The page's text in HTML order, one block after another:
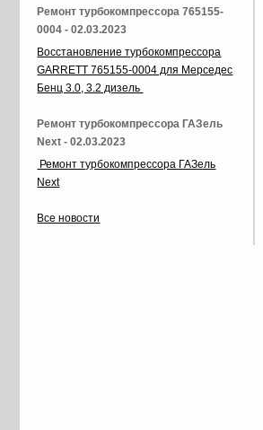
Ремонт турбокомпрессора 765155-
0004 - 02.03.2023
Восстановление турбокомпрессора
GARRETT 765155-0004 для Мерседес
Бенц 3.0, 3.2 дизель
Ремонт турбокомпрессора ГАЗель
Next - 02.03.2023
Ремонт турбокомпрессора ГАЗель
Next
Все новости